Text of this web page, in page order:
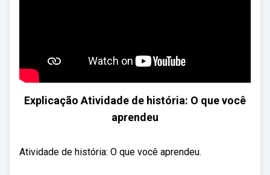
Explicação Atividade de história: O que você
aprendeu
Atividade de história: O que você aprendeu.